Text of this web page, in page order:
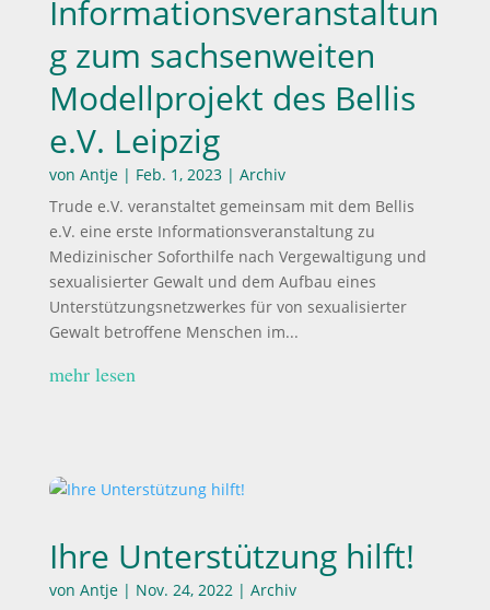
Informationsveranstaltun
g zum sachsenweiten
Modellprojekt des Bellis
e.V. Leipzig
von Antje| Feb. 1, 2023| Archiv
Trude e.V. veranstaltet gemeinsam mit dem Bellis
e.V. eine erste Informationsveranstaltung zu
Medizinischer Soforthilfe nach Vergewaltigung und
sexualisierter Gewalt und dem Aufbau eines
Unterstützungsnetzwerkes für von sexualisierter
Gewalt betroffene Menschen im...
mehr lesen
Ihre Unterstützung hilft!
von Antje| Nov. 24, 2022| Archiv